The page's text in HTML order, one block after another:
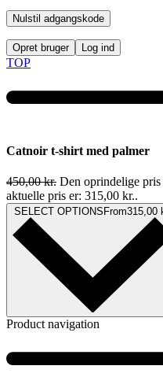
Nulstil adgangskode
Opret bruger Log ind
TOP
Catnoir t-shirt med palmer
450,00kr. Den oprindelige
aktuelle pris er: 315,00 kr..
SELECT OPTIONS From315,00
Product navigation